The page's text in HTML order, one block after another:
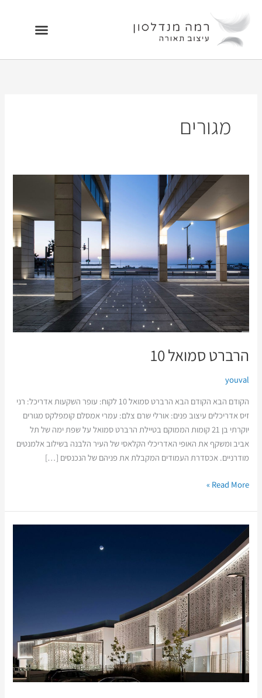
לתוכן
מגורים
הרברט סמואל 10
youval
הקודם הבא הקודם הבא הרברט סמואל 10 לקוח: עופר השקעות אדריכל: רני
זיס אדריכלים עיצוב פנים: אורלי שרם צלם: עמרי אמסלם קומפלקס מגורים
יוקרתי בן 21 קומות הממוקם בטיילת הרברט סמואל על שפת ימה של תל
אביב ומשקף את האופי האדריכלי הקלאסי של העיר הלבנה בשילוב אלמנטים
מודרניים. אכסדרת העמודים המקבלת את פניהם של הנכנסים […]
Read More »
צוקי
ארסוף